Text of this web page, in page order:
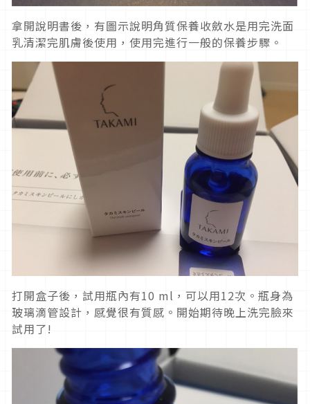
拿開說明書後，有圖示說明角質保養收斂水是用完洗面
乳清潔完肌膚後使用，使用完進行一般的保養步驟。
打開盒子後，試用瓶內有10 ml，可以用12次。瓶身為
玻璃滴管設計，感覺很有質感。開始期待晚上洗完臉來
試用了!